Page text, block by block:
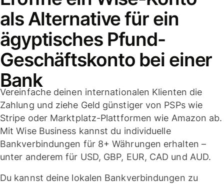
als Alternative für ein
ägyptisches Pfund-
Geschäftskonto bei einer
Bank
Vereinfache deinen internationalen Klienten die
Zahlung und ziehe Geld günstiger von PSPs wie
Stripe oder Marktplatz-Plattformen wie Amazon ab.
Mit Wise Business kannst du individuelle
Bankverbindungen für 8+ Währungen erhalten –
unter anderem für USD, GBP, EUR, CAD und AUD.
Du kannst deine lokalen Bankverbindungen zu